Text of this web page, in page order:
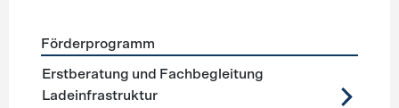
Förderprogramme Mobilitätsberatung
Förderprogramm
Erstberatung und Fachbegleitung
Ladeinfrastruktur